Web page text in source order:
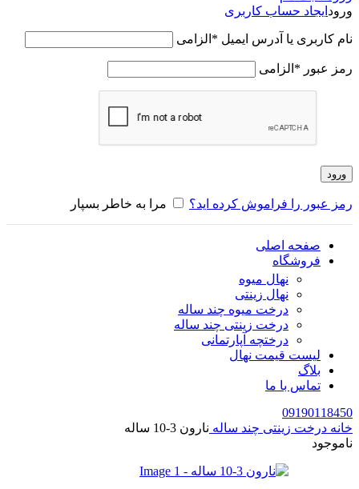
ورود ایجاد حساب کاربری
نام کاربری یا آدرس ایمیل * الزامی
رمز عبور * الزامی
ورود
رمز عبور را فراموش کرده اید؟ مرا به خاطر بسپار
صفحه اصلی
فروشگاه
نهال میوه
نهال زینتی
درخت میوه چند ساله
درخت زینتی چند ساله
درختچه آپارتمانی
لیست قیمت نهال
بلاگ
تماس با ما
09190118450
خانه درخت زینتی چند ساله نارون 3-10 ساله
ناموجود